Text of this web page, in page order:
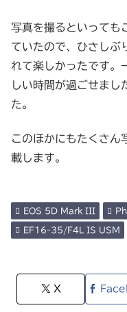
写真を撮るといっても
ていたので、ひさしぶ
れて楽しかったです。
しい時間が過ごせまし
た。
このほかにもたくさん
載します。
EOS 5D Mark III
EF16-35/F4L IS USM
X